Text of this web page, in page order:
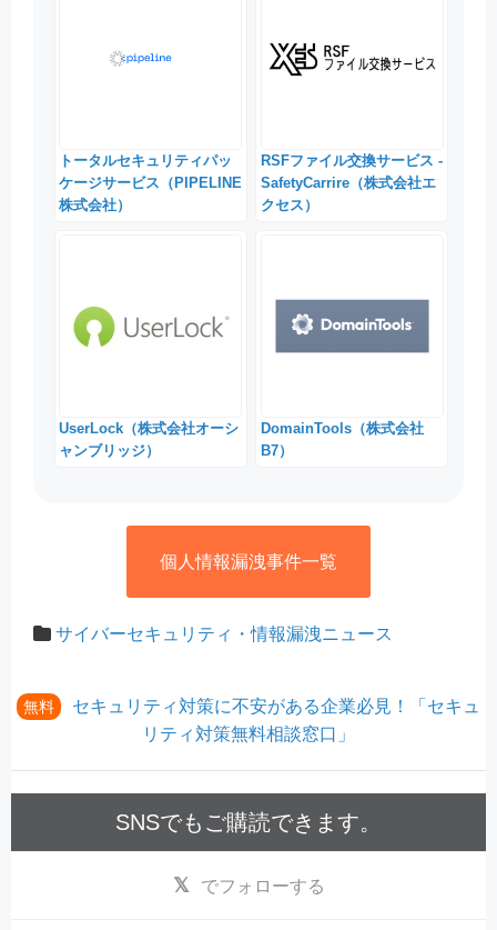
トータルセキュリティパッ
ケージサービス（PIPELINE
株式会社）
RSFファイル交換サービス -
SafetyCarrire（株式会社エ
クセス）
UserLock（株式会社オーシ
ャンブリッジ）
DomainTools（株式会社
B7）
個人情報漏洩事件一覧
サイバーセキュリティ・情報漏洩ニュース
無料
セキュリティ対策に不安がある企業必見！「セキュ
リティ対策無料相談窓口」
SNSでもご購読できます。
でフォローする